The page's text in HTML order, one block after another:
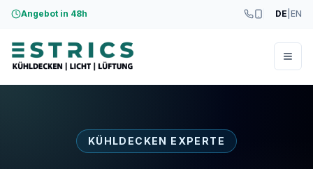
Angebot in 48h DE EN
KÜHLDECKEN EXPERTE